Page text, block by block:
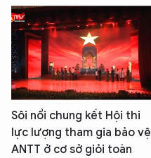
Sôi nổi chung kết Hội thi
lực lượng tham gia bảo vệ
ANTT ở cơ sở giỏi toàn